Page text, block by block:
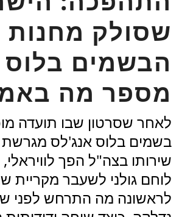
שסולק מחנות
הבשמים
מספר מה
לאחר שסרטון שבו תועדה
בשמים בלוס אנג'לס מגרשת
שירותו בצה"ל הפך
לוחם גולני לשעבר מקריית
לראשונה מה התרחש לפני